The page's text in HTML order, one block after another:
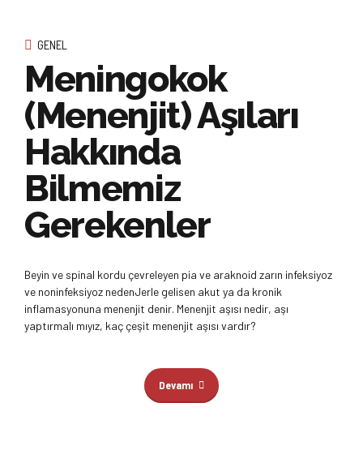
GENEL
Meningokok
(Menenjit) Aşıları
Hakkında
Bilmemiz
Gerekenler
Beyin ve spinal kordu çevreleyen pia ve araknoid zarın infeksiyoz
ve noninfeksiyoz nedenJerle gelisen akut ya da kronik
inflamasyonuna menenjit denir. Menenjit aşısı nedir, aşı
yaptırmalı mıyız, kaç çeşit menenjit aşısı vardır?
Devamı